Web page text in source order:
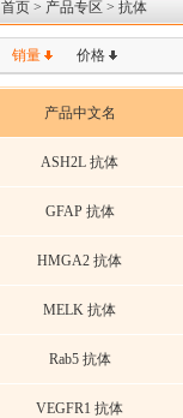
首页> 产品专区 > 抗体
销量 价格
产品中文名
ASH2L 抗体
GFAP 抗体
HMGA2 抗体
MELK 抗体
Rab5 抗体
VEGFR1 抗体